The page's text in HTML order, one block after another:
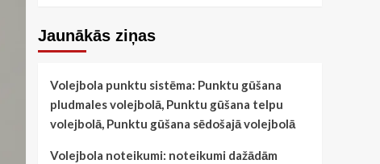
Jaunākās ziņas
Volejbola punktu sistēma: Punktu gūšana
pludmales volejbolā, Punktu gūšana telpu
volejbolā, Punktu gūšana sēdošajā volejbolā
Volejbola noteikumi: noteikumi dažādām